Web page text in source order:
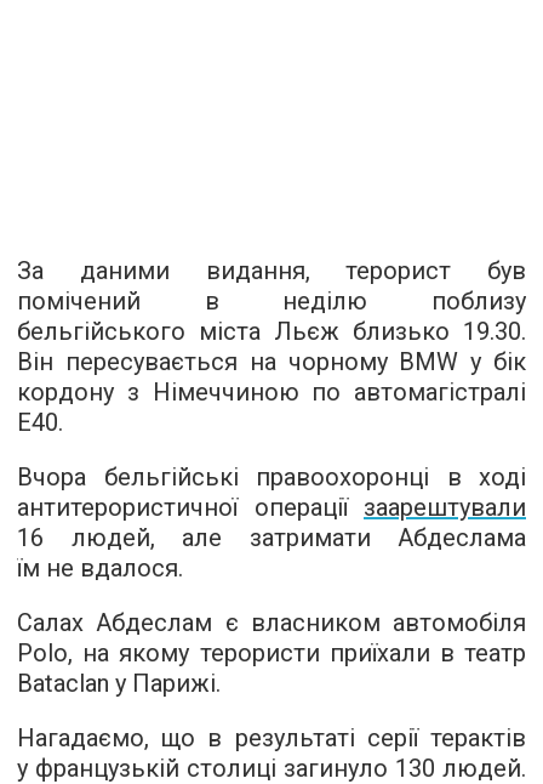
За даними видання, терорист був
помічений в неділю поблизу
бельгійського міста Льєж близько 19.30.
Він пересувається на чорному BMW у бік
кордону з Німеччиною по автомагістралі
Е40.
Вчора бельгійські правоохоронці в ході
антитерористичної операції заарештували
16 людей, але затримати Абдеслама
їм не вдалося.
Салах Абдеслам є власником автомобіля
Polo, на якому терористи приїхали в театр
Bataclan у Парижі.
Нагадаємо, що в результаті серії терактів
у французькій столиці загинуло 130 людей.